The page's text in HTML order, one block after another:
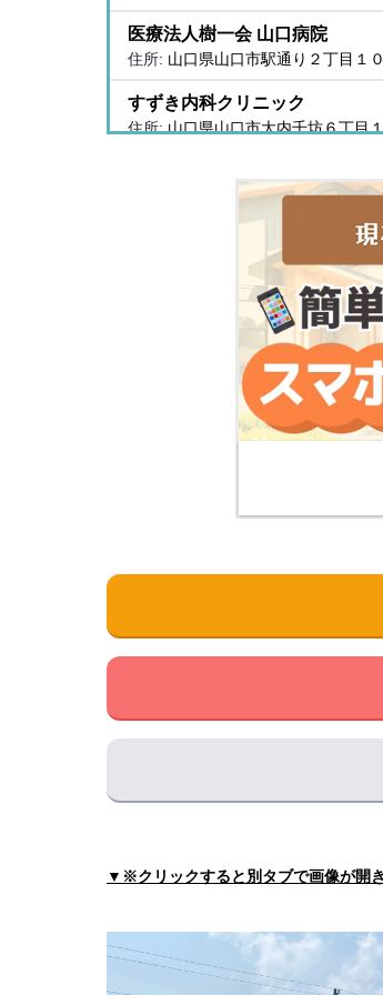
医療法人樹一会 山口病院
住所: 山口県山口市駅通り２丁目１
すずき内科クリニック
住所:山口県山口市大内千坊６丁目
山口県山口市八幡馬場５３−１
山口県山口市三の宮１丁目２
山口県山口市宮野下９３４−５
山口県山口市道場門前２丁目
中央クリニック
佐々木医院メディカルプラザ
おおどの診療所
まかたこどもアレルギークリニ
住所:山口県山口市駅通り２丁目１
こうとく内科
住所:山口県山口市下市町１１−５
▼※クリックすると別タブで画像が開